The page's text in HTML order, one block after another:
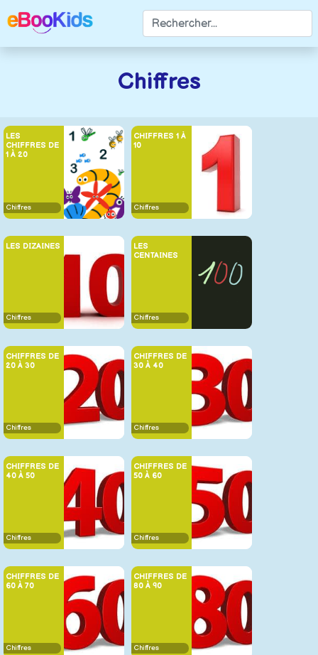
Chiffres
LES
CHIFFRES DE
1 À 20
Chiffres
CHIFFRES 1 À
10
Chiffres
LES DIZAINES
Chiffres
LES
CENTAINES
Chiffres
CHIFFRES DE
20 À 30
Chiffres
CHIFFRES DE
30 À 40
Chiffres
CHIFFRES DE
40 À 50
Chiffres
CHIFFRES DE
50 À 60
Chiffres
CHIFFRES DE
60 À 70
Chiffres
CHIFFRES DE
80 À 90
Chiffres